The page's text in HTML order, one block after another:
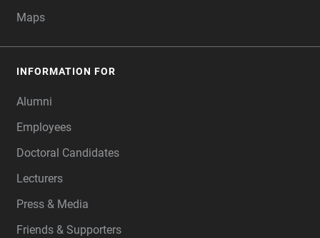
Maps
INFORMATION FOR
Alumni
Employees
Doctoral Candidates
Lecturers
Press & Media
Friends & Supporters